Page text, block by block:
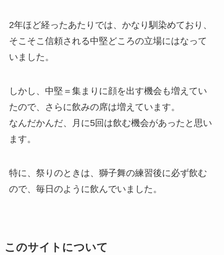
2年ほど経ったあたりでは、かなり馴染めており、
そこそこ信頼される中堅どころの立場にはなって
いました。
しかし、中堅＝集まりに顔を出す機会も増えてい
たので、さらに飲みの席は増えています。
なんだかんだ、月に5回は飲む機会があったと思い
ます。
特に、祭りのときは、獅子舞の練習後に必ず飲む
ので、毎日のように飲んでいました。
このサイトについて